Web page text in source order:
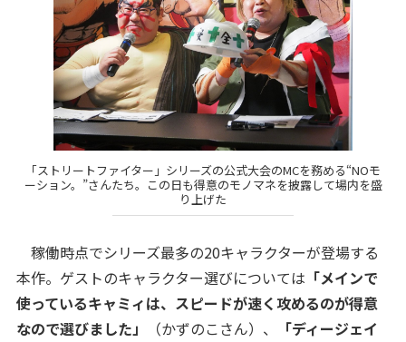
「ストリートファイター」シリーズの公式大会のMCを務める“NOモ
ーション。”さんたち。この日も得意のモノマネを披露して場内を盛
り上げた
稼働時点でシリーズ最多の20キャラクターが登場する
本作。ゲストのキャラクター選びについては 「メインで
使っているキャミィは、スピードが速く攻めるのが得意
なので選びました」
（かずのこさん）、
「ディージェイ